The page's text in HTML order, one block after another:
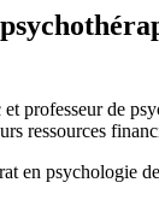
professeur de
ressources
en psychologie